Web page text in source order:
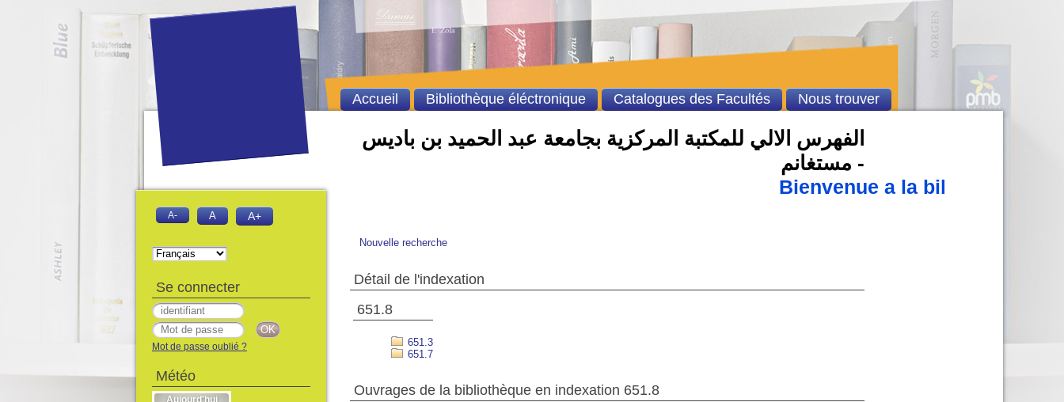
الفهرس الالي للمكتبة المركزية بجامعة عبد الحميد بن باديس
- مستغانم
Bienvenue a la bibliothèque
Nouvelle recherche
Détail de l'indexation
651.8
651.3
651.7
Ouvrages de la bibliothèque en indexation 651.8
Accueil Bibliothèque éléctronique Catalogues des Facultés Nous trouver
A- A A+
Se connecter
Mot de passe oublié ?
Météo